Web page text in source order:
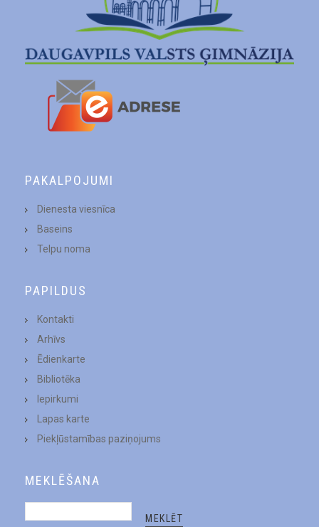
PAKALPOJUMI
Dienesta viesnīca
Baseins
Telpu noma
PAPILDUS
Kontakti
Arhīvs
Ēdienkarte
Bibliotēka
Iepirkumi
Lapas karte
Piekļūstamības paziņojums
MEKLĒŠANA